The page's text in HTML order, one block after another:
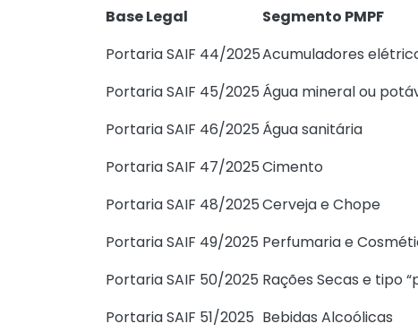
Base Legal
Segmento PMPF
Portaria SAIF 44/2025Acumuladores
Portaria SAIF 45/2025 Água mineral ou
Portaria SAIF 46/2025 Água sanitária
Portaria SAIF 47/2025Cimento
Portaria SAIF 48/2025Cerveja e Chope
Portaria SAIF 49/2025 Perfumaria e
Portaria SAIF 50/2025 Rações Secas e tipo
Portaria SAIF 51/2025 Bebidas Alcoólicas